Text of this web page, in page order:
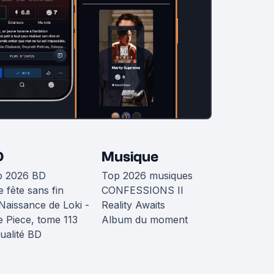
2026 BD
fête sans fin
de Loki -
Piece, tome 113
BD
Musique
Top 2026 musiques
CONFESSIONS II
Reality Awaits
Album du moment